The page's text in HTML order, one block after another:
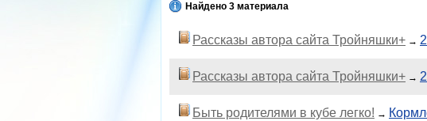
Найдено 3 материала
Рассказы автора сайта Тройняшки+ →
Рассказы автора сайта Тройняшки+ →
Быть родителями в кубе легко! →